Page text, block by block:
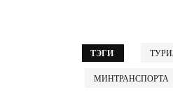
ТЭГИ
МИНТРАНСПОРТА